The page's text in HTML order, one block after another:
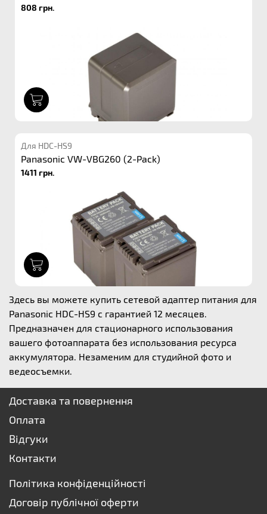
808 грн.
Для HDC-HS9
Panasonic VW-VBG260 (2-Pack)
1411 грн.
Здесь вы можете купить сетевой адаптер питания для
Panasonic HDC-HS9 с гарантией 12 месяцев.
Предназначен для стационарного использования
вашего фотоаппарата без использования ресурса
аккумулятора. Незаменим для студийной фото и
ведеосъемки.
Доставка та повернення
Оплата
Відгуки
Контакти
Політика конфіденційності
Договір публічної оферти